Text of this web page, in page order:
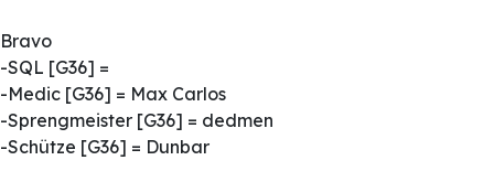
Bravo
-SQL [G36] =
-Medic [G36] = Max Carlos
-Sprengmeister [G36] = dedmen
-Schütze [G36] = Dunbar